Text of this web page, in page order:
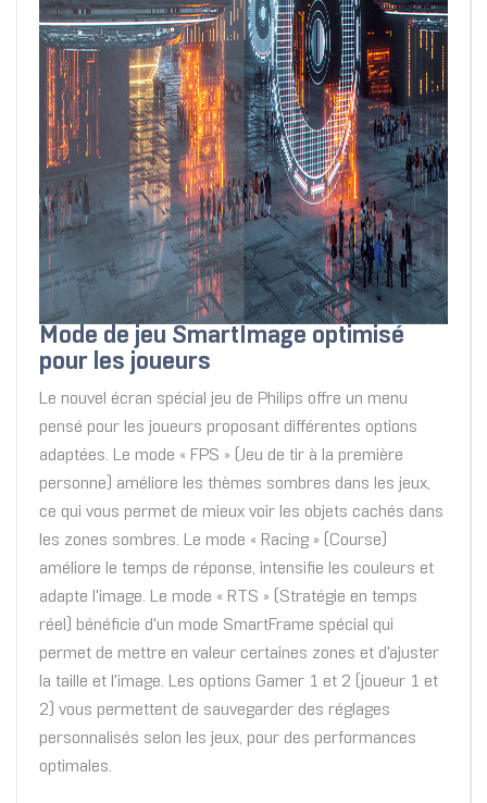
Mode de jeu SmartImage optimisé
pour les joueurs
Le nouvel écran spécial jeu de Philips offre un menu
pensé pour les joueurs proposant différentes options
adaptées. Le mode « FPS » (Jeu de tir à la première
personne) améliore les thèmes sombres dans les jeux,
ce qui vous permet de mieux voir les objets cachés dans
les zones sombres. Le mode « Racing » (Course)
améliore le temps de réponse, intensifie les couleurs et
adapte l'image. Le mode « RTS » (Stratégie en temps
réel) bénéficie d'un mode SmartFrame spécial qui
permet de mettre en valeur certaines zones et d'ajuster
la taille et l'image. Les options Gamer 1 et 2 (joueur 1 et
2) vous permettent de sauvegarder des réglages
personnalisés selon les jeux, pour des performances
optimales.